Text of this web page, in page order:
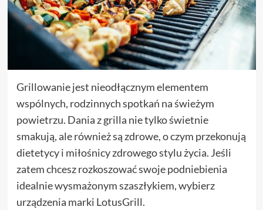
Grillowanie jest nieodłącznym elementem
wspólnych, rodzinnych spotkań na świeżym
powietrzu. Dania z grilla nie tylko świetnie
smakują, ale również są zdrowe, o czym przekonują
dietetycy i miłośnicy zdrowego stylu życia. Jeśli
zatem chcesz rozkoszować swoje podniebienia
idealnie wysmażonym szaszłykiem, wybierz
urządzenia marki LotusGrill.